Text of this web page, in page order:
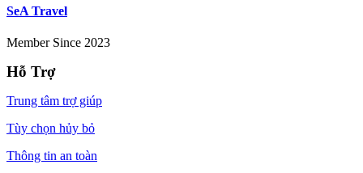
SeA Travel
Member Since 2023
Hỗ Trợ
Trung tâm trợ giúp
Tùy chọn hủy bỏ
Thông tin an toàn